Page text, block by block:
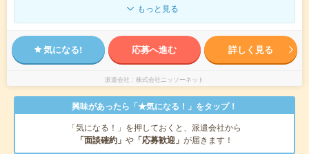
もっと見る
気になる! 応募へ進む 詳しく見る
派遣会社 株式会社ニッソーネット
興味があったら「★気になる！」をタップ！
「気になる！」を押しておくと、派遣会社から
「面談確約」 や 「応募歓迎」 が届きます！